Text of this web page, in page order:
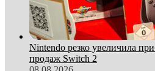
Nintendo резко увеличила
продаж Switch 2